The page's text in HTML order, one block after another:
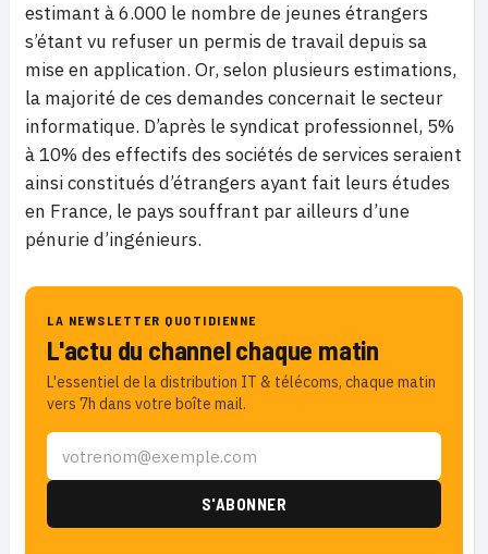
estimant à 6.000 le nombre de jeunes étrangers
s’étant vu refuser un permis de travail depuis sa
mise en application. Or, selon plusieurs estimations,
la majorité de ces demandes concernait le secteur
informatique. D’après le syndicat professionnel, 5%
à 10% des effectifs des sociétés de services seraient
ainsi constitués d’étrangers ayant fait leurs études
en France, le pays souffrant par ailleurs d’une
pénurie d’ingénieurs.
LA NEWSLETTER QUOTIDIENNE
L'actu du channel chaque matin
L'essentiel de la distribution IT & télécoms, chaque matin
vers 7h dans votre boîte mail.